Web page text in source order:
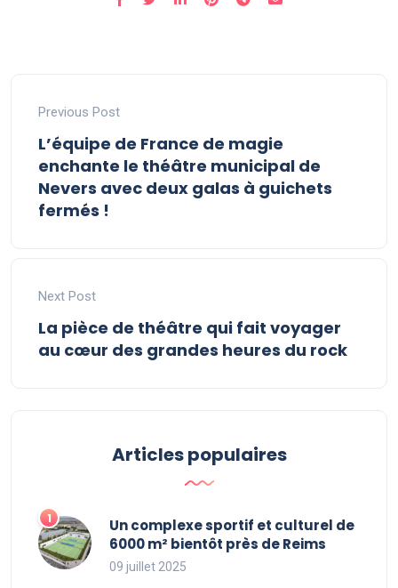
Previous Post
L’équipe de France de magie
enchante le théâtre municipal de
Nevers avec deux galas à guichets
fermés !
Next Post
La pièce de théâtre qui fait voyager
au cœur des grandes heures du rock
Articles populaires
Un complexe sportif et culturel de
6000 m² bientôt près de Reims
09 juillet 2025